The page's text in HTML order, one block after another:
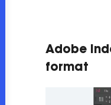
Adobe
format